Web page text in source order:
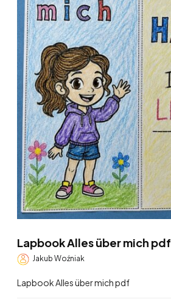
Lapbook Alles über mich pdf
Jakub Woźniak
Lapbook Alles über mich pdf